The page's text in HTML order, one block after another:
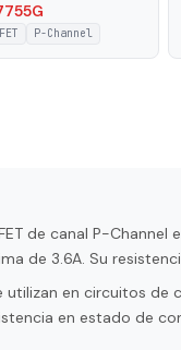
20 V
P-Channel
de canal P-
de 3.6A. Su
utilizan en circuitos
en estado de